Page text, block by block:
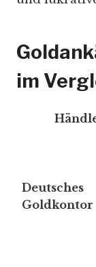
im
Deutsches
Goldkontor